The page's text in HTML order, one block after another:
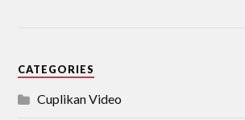
CATEGORIES
Cuplikan Video